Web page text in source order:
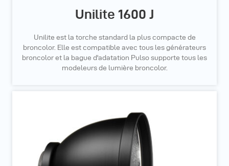
Unilite 1600 J
Unilite est la torche standard la plus compacte de
broncolor. Elle est compatible avec tous les générateurs
broncolor et la bague d'adatation Pulso supporte tous les
modeleurs de lumière broncolor.